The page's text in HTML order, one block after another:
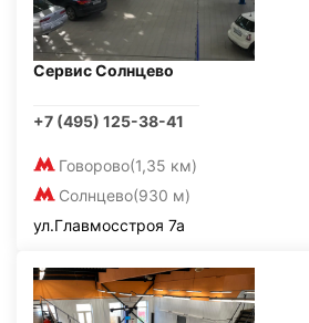
Сервис Солнцево
+7 (495) 125-38-41
Говорово(1,35 км)
Солнцево(930 м)
ул.Главмосстроя 7а